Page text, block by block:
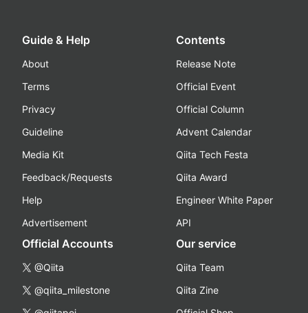
Guide & Help
About
Terms
Privacy
Guideline
Media Kit
Feedback/Requests
Help
Advertisement
Contents
Release Note
Official Event
Official Column
Advent Calendar
Qiita Tech Festa
Qiita Award
Engineer White Paper
API
Official Accounts
@Qiita
@qiita_milestone
Our service
Qiita Team
Qiita Zine